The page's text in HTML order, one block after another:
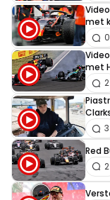
met
0
met
2
3
Red
2